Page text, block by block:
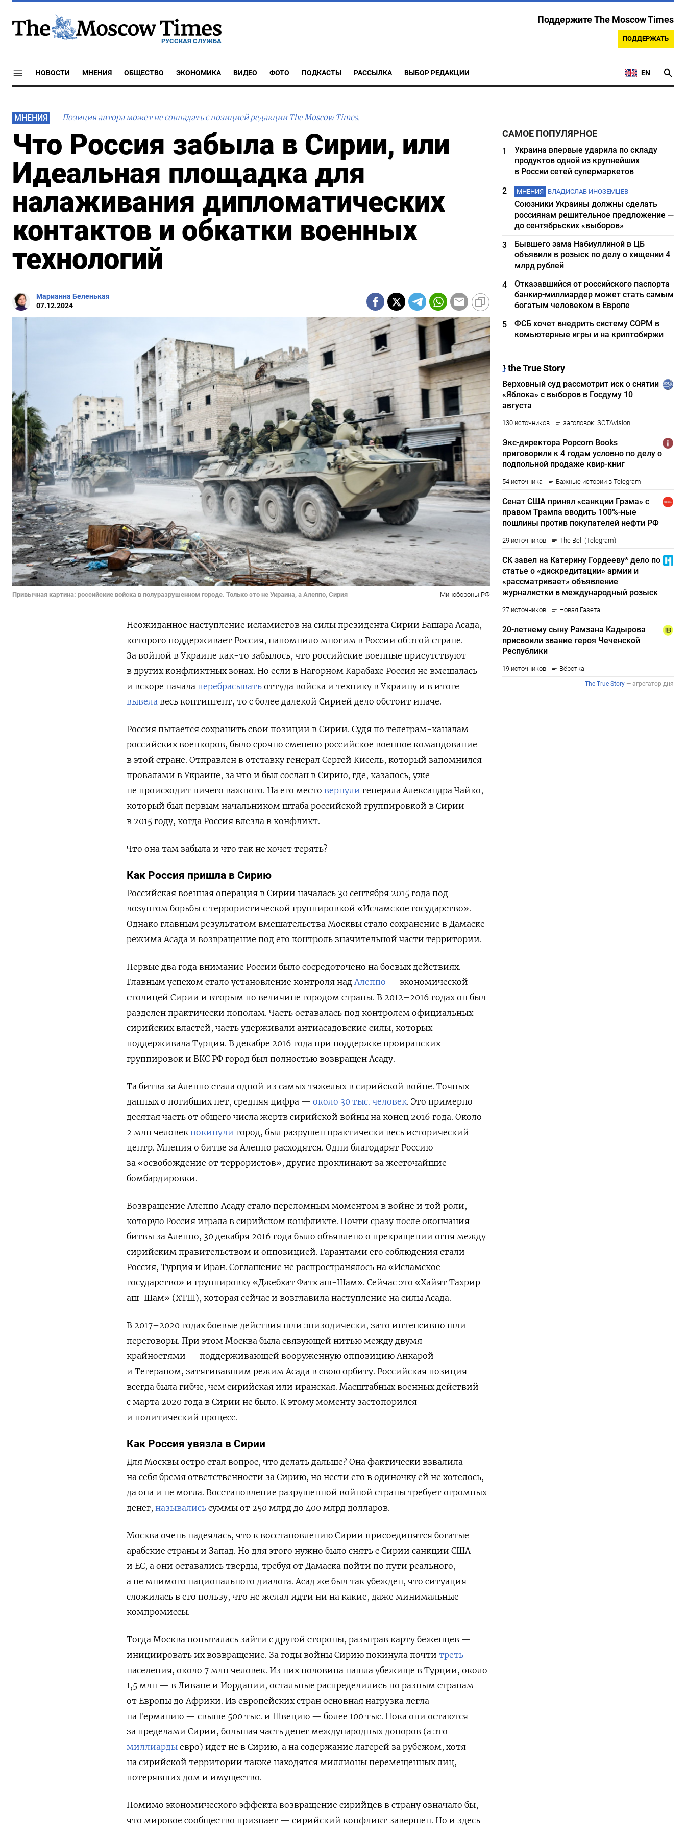
РУССКАЯ СЛУЖБА
Поддержите The Moscow Times
ПОДДЕРЖАТЬ
НОВОСТИ МНЕНИЯ ОБЩЕСТВО ЭКОНОМИКА ВИДЕО ФОТО ПОДКАСТЫ РАССЫЛКА ВЫБОР РЕДАКЦИИ EN
МНЕНИЯ Позиция автора может не совпадать с позицией редакции The Moscow Times.
Что Россия забыла в Сирии, или
Идеальная площадка для
налаживания дипломатических
контактов и обкатки военных
технологий
Марианна Беленькая
07.12.2024
Привычная картина: российские войска в полуразрушенном городе. Только это не Украина, а Алеппо, Сирия Минобороны РФ
Неожиданное наступление исламистов на силы президента Сирии Башара Асада,
которого поддерживает Россия, напомнило многим в России об этой стране.
За войной в Украине как-то забылось, что российские военные присутствуют
в других конфликтных зонах. Но если в Нагорном Карабахе Россия не вмешалась
и вскоре начала перебрасывать оттуда войска и технику в Украину и в итоге
вывела весь контингент, то с более далекой Сирией дело обстоит иначе.
Россия пытается сохранить свои позиции в Сирии. Судя по телеграм-каналам
российских военкоров, было срочно сменено российское военное командование
в этой стране. Отправлен в отставку генерал Сергей Кисель, который запомнился
провалами в Украине, за что и был сослан в Сирию, где, казалось, уже
не происходит ничего важного. На его место вернули генерала Александра Чайко,
который был первым начальником штаба российской группировкой в Сирии
в 2015 году, когда Россия влезла в конфликт.
Что она там забыла и что так не хочет терять?
Как Россия пришла в Сирию
Российская военная операция в Сирии началась 30 сентября 2015 года под
лозунгом борьбы с террористической группировкой «Исламское государство».
Однако главным результатом вмешательства Москвы стало сохранение в Дамаске
режима Асада и возвращение под его контроль значительной части территории.
Первые два года внимание России было сосредоточено на боевых действиях.
Главным успехом стало установление контроля над Алеппо — экономической
столицей Сирии и вторым по величине городом страны. В 2012–2016 годах он был
разделен практически пополам. Часть оставалась под контролем официальных
сирийских властей, часть удерживали антиасадовские силы, которых
поддерживала Турция. В декабре 2016 года при поддержке проиранских
группировок и ВКС РФ город был полностью возвращен Асаду.
Та битва за Алеппо стала одной из самых тяжелых в сирийской войне. Точных
данных о погибших нет, средняя цифра — около 30 тыс. человек. Это примерно
десятая часть от общего числа жертв сирийской войны на конец 2016 года. Около
2 млн человек покинули город, был разрушен практически весь исторический
центр. Мнения о битве за Алеппо расходятся. Одни благодарят Россию
за «освобождение от террористов», другие проклинают за жесточайшие
бомбардировки.
Возвращение Алеппо Асаду стало переломным моментом в войне и той роли,
которую Россия играла в сирийском конфликте. Почти сразу после окончания
битвы за Алеппо, 30 декабря 2016 года было объявлено о прекращении огня между
сирийским правительством и оппозицией. Гарантами его соблюдения стали
Россия, Турция и Иран. Соглашение не распространялось на «Исламское
государство» и группировку «Джебхат Фатх аш-Шам». Сейчас это «Хайят Тахрир
аш-Шам» (ХТШ), которая сейчас и возглавила наступление на силы Асада.
В 2017–2020 годах боевые действия шли эпизодически, зато интенсивно шли
переговоры. При этом Москва была связующей нитью между двумя
крайностями — поддерживающей вооруженную оппозицию Анкарой
и Тегераном, затягивавшим режим Асада в свою орбиту. Российская позиция
всегда была гибче, чем сирийская или иранская. Масштабных военных действий
с марта 2020 года в Сирии не было. К этому моменту застопорился
и политический процесс.
Как Россия увязла в Сирии
Для Москвы остро стал вопрос, что делать дальше? Она фактически взвалила
на себя бремя ответственности за Сирию, но нести его в одиночку ей не хотелось,
да она и не могла. Восстановление разрушенной войной страны требует огромных
денег, назывались суммы от 250 млрд до 400 млрд долларов.
Москва очень надеялась, что к восстановлению Сирии присоединятся богатые
арабские страны и Запад. Но для этого нужно было снять с Сирии санкции США
и ЕС, а они оставались тверды, требуя от Дамаска пойти по пути реального,
а не мнимого национального диалога. Асад же был так убежден, что ситуация
сложилась в его пользу, что не желал идти ни на какие, даже минимальные
компромиссы.
Тогда Москва попыталась зайти с другой стороны, разыграв карту беженцев —
инициировать их возвращение. За годы войны Сирию покинула почти треть
населения, около 7 млн человек. Из них половина нашла убежище в Турции, около
1,5 млн — в Ливане и Иордании, остальные распределились по разным странам
от Европы до Африки. Из европейских стран основная нагрузка легла
на Германию — свыше 500 тыс. и Швецию — более 100 тыс. Пока они остаются
за пределами Сирии, большая часть денег международных доноров (а это
миллиарды евро) идет не в Сирию, а на содержание лагерей за рубежом, хотя
на сирийской территории также находятся миллионы перемещенных лиц,
потерявших дом и имущество.
Помимо экономического эффекта возвращение сирийцев в страну означало бы,
что мировое сообщество признает — сирийский конфликт завершен. Но и здесь
САМОЕ ПОПУЛЯРНОЕ
1
Украина впервые ударила по складу
продуктов одной из крупнейших
в России сетей супермаркетов
2
МНЕНИЯ ВЛАДИСЛАВ ИНОЗЕМЦЕВ
Союзники Украины должны сделать
россиянам решительное предложение —
до сентябрьских «выборов»
3
Бывшего зама Набиуллиной в ЦБ
объявили в розыск по делу о хищении 4
млрд рублей
4
Отказавшийся от российского паспорта
банкир-миллиардер может стать самым
богатым человеком в Европе
5
ФСБ хочет внедрить систему СОРМ в
комьютерные игры и на криптобиржи